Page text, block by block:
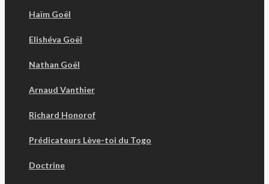
Haïm Goël
Elishéva Goël
Nathan Goël
Arnaud Vanthier
Richard Honorof
Prédicateurs Lève-toi du Togo
Doctrine